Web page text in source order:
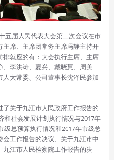
五届人民代表大会第二次会议在市
席、主席团常务主席冯静主持开
就座的有：大会执行主席、主席
李洪涛、夏兴、戴晓慧、周美
大常委、公司董事长沈泽民参加
关于九江市人民政府工作报告的
和社会发展计划执行情况与2017年
级总预算执行情况和2017年市级总
工作报告的决议、关于九江市中
江市人民检察院工作报告的决